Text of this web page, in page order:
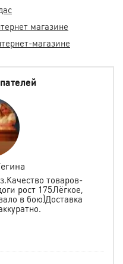
магазине
магазине
товаров-
рост 175Лёгкое,
в бою)Доставка